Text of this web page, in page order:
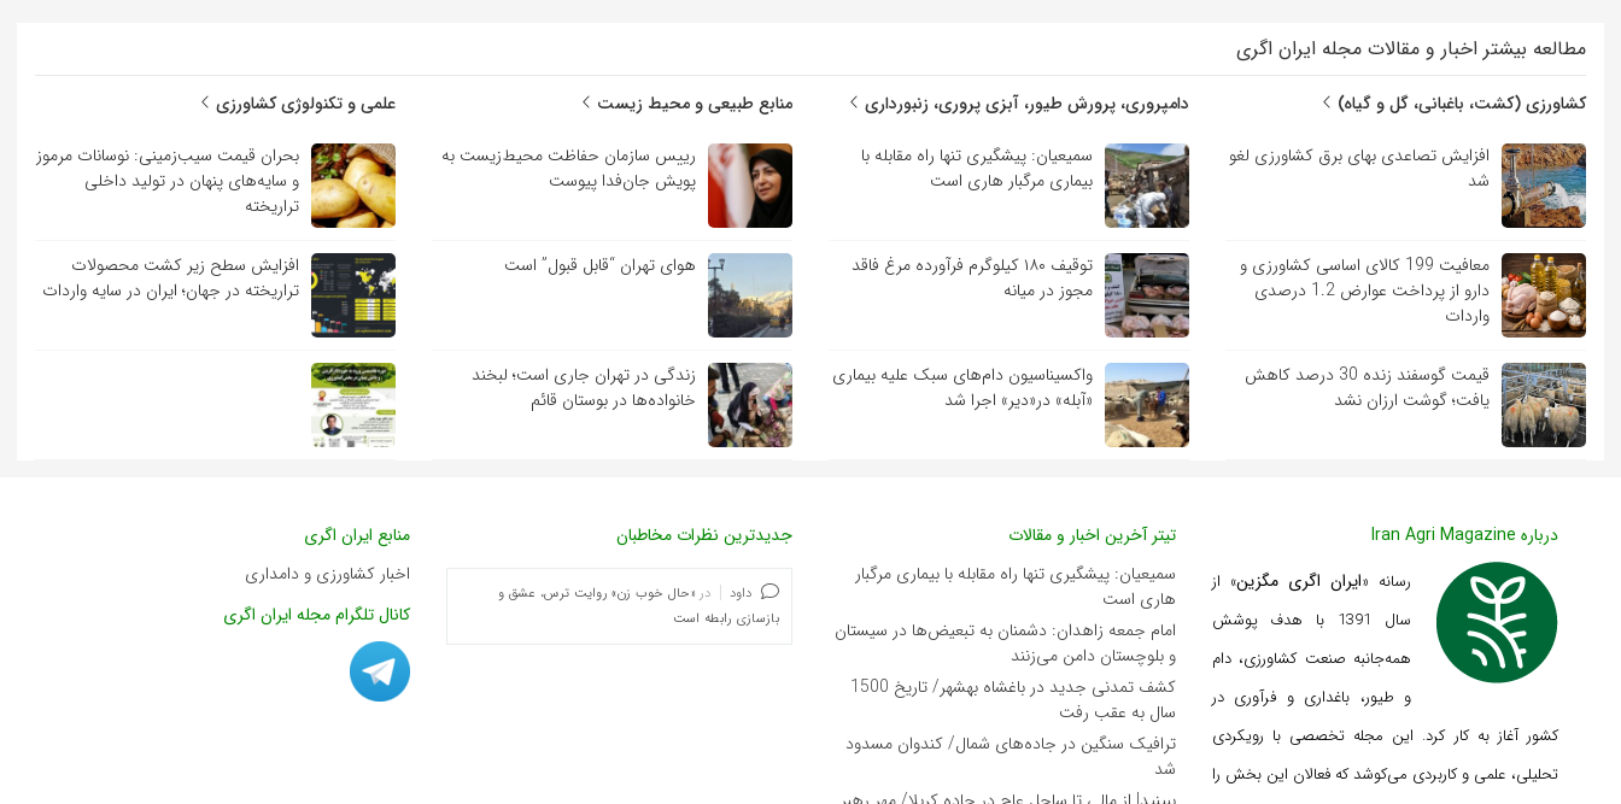
مطالعه بیشتر اخبار و مقالات مجله ایران اگری
کشاورزی (کشت، باغبانی، گل و گیاه)
افزایش تصاعدی بهای برق کشاورزی لغو
شد
معافیت 199 کالای اساسی کشاورزی و
دارو از پرداخت عوارض 1.2 درصدی
واردات
قیمت گوسفند زنده 30 درصد کاهش
یافت؛ گوشت ارزان نشد
دامپروری، پرورش طیور، آبزی پروری، زنبورداری
سمیعیان: پیشگیری تنها راه مقابله با
بیماری مرگبار هاری است
توقیف ۱۸۰ کیلوگرم فرآورده مرغ فاقد
مجوز در میانه
واکسیناسیون دام‌های سبک علیه بیماری
«آبله» در«دیر» اجرا شد
منابع طبیعی و محیط زیست
رییس سازمان حفاظت محیط‌زیست به
پویش جان‌فدا پیوست
هوای تهران “قابل قبول” است
زندگی در تهران جاری است؛ لبخند
خانواده‌ها در بوستان قائم
علمی و تکنولوژی کشاورزی
بحران قیمت سیب‌زمینی: نوسانات مرموز
و سایه‌های پنهان در تولید داخلی
تراریخته
افزایش سطح زیر کشت محصولات
تراریخته در جهان؛ ایران در سایه واردات
درباره Iran Agri Magazine
رسانه «ایران اگری مگزین» از
سال 1391 با هدف پوشش
همه‌جانبه صنعت کشاورزی، دام
و طیور، باغداری و فرآوری در
کشور آغاز به کار کرد. این مجله تخصصی با رویکردی
تحلیلی، علمی و کاربردی می‌کوشد کهفعالان این بخش را
تیتر آخرین اخبار و مقالات
سمیعیان: پیشگیری تنها راه مقابله با بیماری مرگبار
هاری است
امام جمعه زاهدان: دشمنان به تبعیض‌ها در سیستان
و بلوچستان دامن می‌زنند
کشف تمدنی جدید در باغشاه بهشهر/ تاریخ 1500
سال به عقب رفت
ترافیک سنگین در جاده‌های شمال/ کندوان مسدود
شد
جدیدترین نظرات مخاطبان
داود در «حال خوب زن» روایت ترس، عشق و
بازسازی رابطه است
منابع ایران اگری
اخبار کشاورزی و دامداری
کانال تلگرام مجله ایران اگری